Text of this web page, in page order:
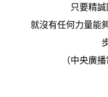
只要精誠
就沒有任何力量能夠
（中央廣播